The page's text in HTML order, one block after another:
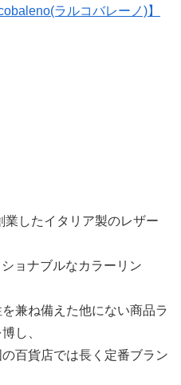
ラルコバレーノ)】
したイタリア製のレザー
ョナブルなカラーリン
兼ね備えた他にない商品ラ
し、
百貨店では長く定番ブラン